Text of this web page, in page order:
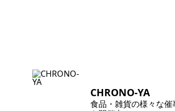
CHRONO-YA
食品・雑貨の様々な催